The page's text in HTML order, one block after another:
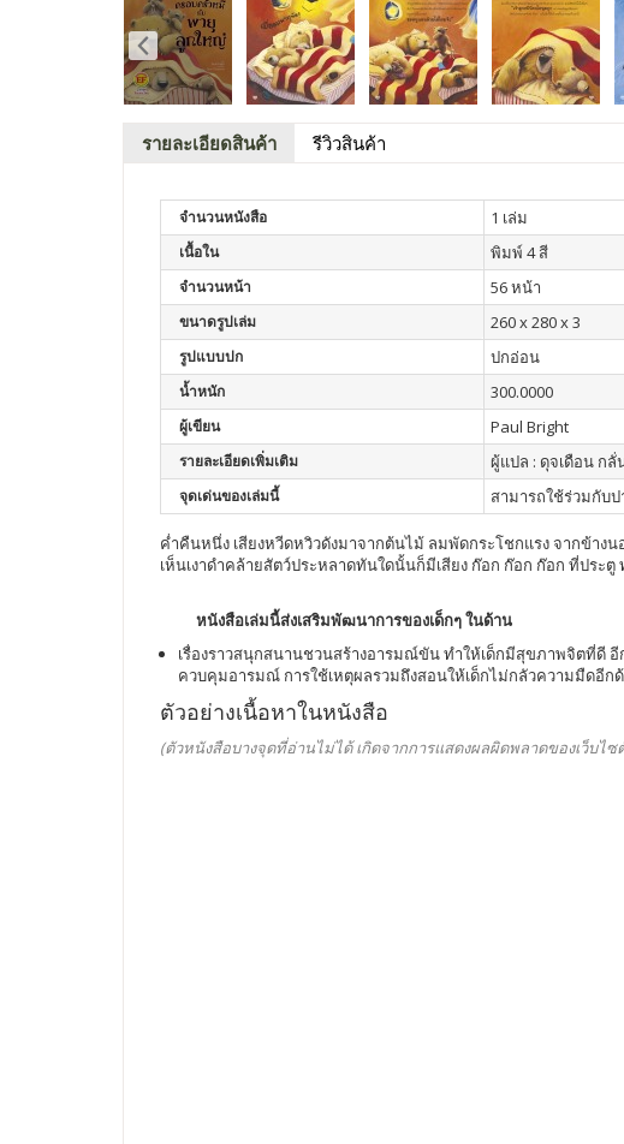
รายละเอียดสินค้า รีวิวสินค้า
จำนวนหนังสือ 1 เล่ม
เนื้อใน พิมพ์ 4 สี
จำนวนหน้า 56 หน้า
ขนาดรูปเล่ม 260 x 280 x 3
รูปแบบปก ปกอ่อน
น้ำหนัก 300.0000
ผู้เขียน Paul Bright
รายละเอียดเพิ่มเติม ผู้แปล : ดุจเดือน กลั่
จุดเด่นของเล่มนี้ สามารถใช้ร่วมกับ
ค่ำคืนหนึ่ง เสียงหวีดหวิวดังมาจากต้นไม้ ลมพัดกระโชกแรง จากข้
เห็นเงาดำคล้ายสัตว์ประหลาดทันใดนั้นก็มีเสียง ก๊อก ก๊อก ก๊อก ที่ปร
หนังสือเล่มนี้ส่งเสริมพัฒนาการของเด็กๆ ในด้าน
เรื่องราวสนุกสนานชวนสร้างอารมณ์ขัน ทำให้เด็กมีสุขภาพจิตที่ดี
ควบคุมอารมณ์ การใช้เหตุผลรวมถึงสอนให้เด็กไม่กลัวความมืดอีก
ตัวอย่างเนื้อหาในหนังสือ
(ตัวหนังสือบางจุดที่อ่านไม่ได้ เกิดจากการแสดงผลผิดพลาดของเว็บไ